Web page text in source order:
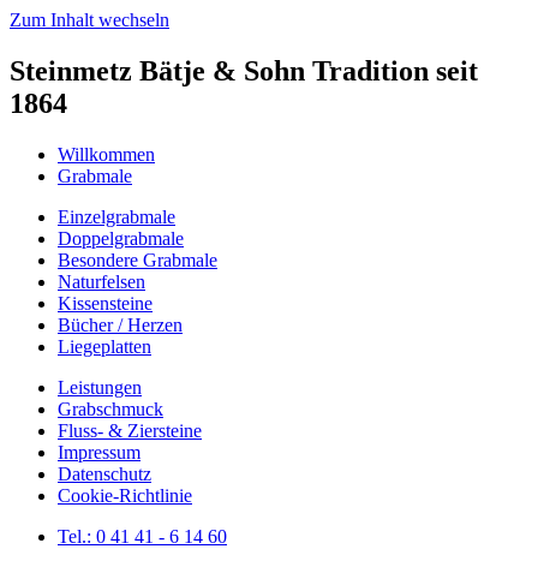
Zum Inhalt wechseln
Steinmetz Bätje & Sohn Tradition seit
1864
Willkommen
Grabmale
Einzelgrabmale
Doppelgrabmale
Besondere Grabmale
Naturfelsen
Kissensteine
Bücher / Herzen
Liegeplatten
Leistungen
Grabschmuck
Fluss- & Ziersteine
Impressum
Datenschutz
Cookie-Richtlinie
Tel.: 0 41 41 - 6 14 60